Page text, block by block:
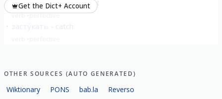
вы́стукать to knock out
verb perfective
засту́кать
Get the Dict+ Account
OTHER SOURCES (AUTO GENERATED)
Wiktionary PONS bab.la Reverso